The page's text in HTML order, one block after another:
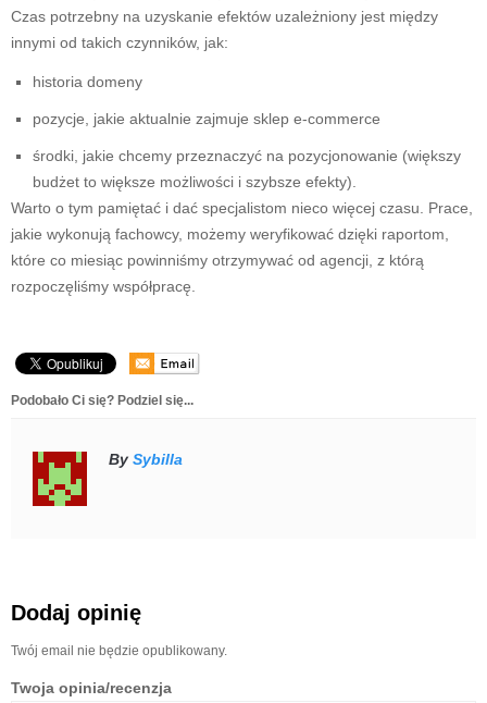
Czas potrzebny na uzyskanie efektów uzależniony jest między
innymi od takich czynników, jak:
historia domeny
pozycje, jakie aktualnie zajmuje sklep e-commerce
środki, jakie chcemy przeznaczyć na pozycjonowanie (większy
budżet to większe możliwości i szybsze efekty).
Warto o tym pamiętać i dać specjalistom nieco więcej czasu. Prace,
jakie wykonują fachowcy, możemy weryfikować dzięki raportom,
które co miesiąc powinniśmy otrzymywać od agencji, z którą
rozpoczęliśmy współpracę.
Podobało Ci się? Podziel się...
By Sybilla
Dodaj opinię
Twój email nie będzie opublikowany.
Twoja opinia/recenzja